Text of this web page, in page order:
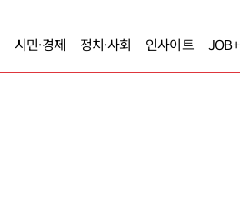
시민·경제 정치·사회 인사이트 JOB+